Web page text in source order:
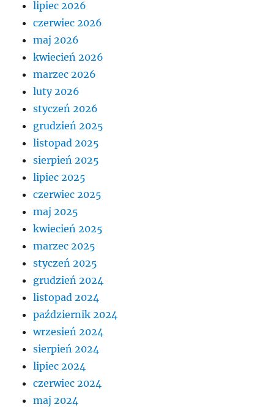
lipiec 2026
czerwiec 2026
maj 2026
kwiecień 2026
marzec 2026
luty 2026
styczeń 2026
grudzień 2025
listopad 2025
sierpień 2025
lipiec 2025
czerwiec 2025
maj 2025
kwiecień 2025
marzec 2025
styczeń 2025
grudzień 2024
listopad 2024
październik 2024
wrzesień 2024
sierpień 2024
lipiec 2024
czerwiec 2024
maj 2024